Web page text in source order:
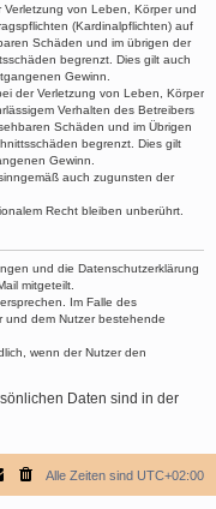
von Leben, Körper und
(Kardinalpflichten) auf
Schäden und im übrigen der
begrenzt. Dies gilt auch
Gewinn.
der Verletzung von Leben, Körper
Verhalten des Betreibers
Schäden und im Übrigen
begrenzt. Dies gilt
Gewinn.
auch zugunsten der
Recht bleiben unberührt.
und die Datenschutzerklärung
mitgeteilt.
Im Falle des
und dem Nutzer bestehende
wenn der Nutzer den
Daten sind in der
Alle Zeiten sind UTC+02:00